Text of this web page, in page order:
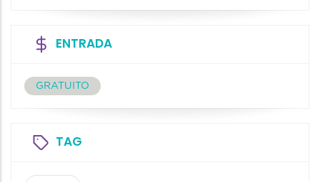
ENTRADA
GRATUITO
TAG